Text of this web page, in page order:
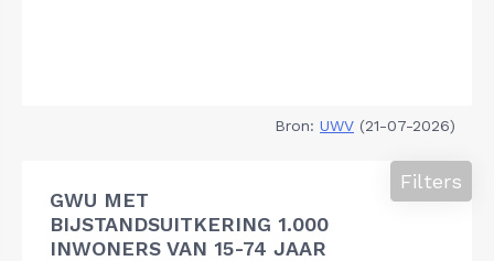
Bron: UWV (21-07-2026)
GWU MET
BIJSTANDSUITKERING 1.000
INWONERS VAN 15-74 JAAR
Filters